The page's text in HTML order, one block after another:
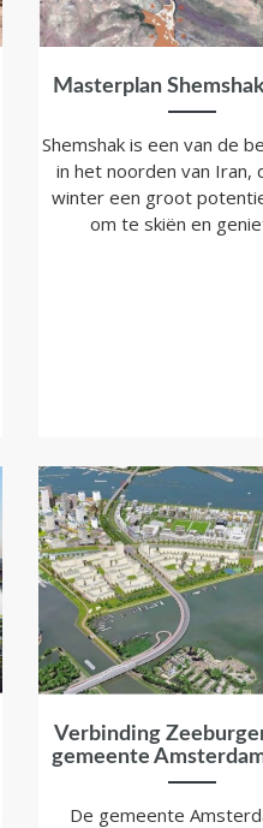
Masterplan
Shemshak is een van de
in het noorden van Iran,
winter een groot
om te skiën en
Verbinding
gemeente
De gemeente